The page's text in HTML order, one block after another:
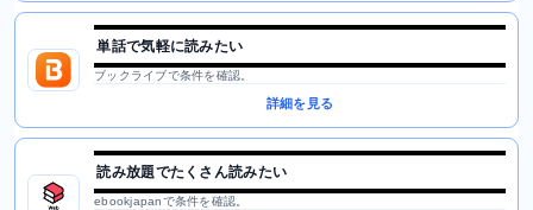
単話で気軽に読みたい
ブックライブで条件を確認。
詳細を見る
読み放題でたくさん読みたい
ebookjapanで条件を確認。